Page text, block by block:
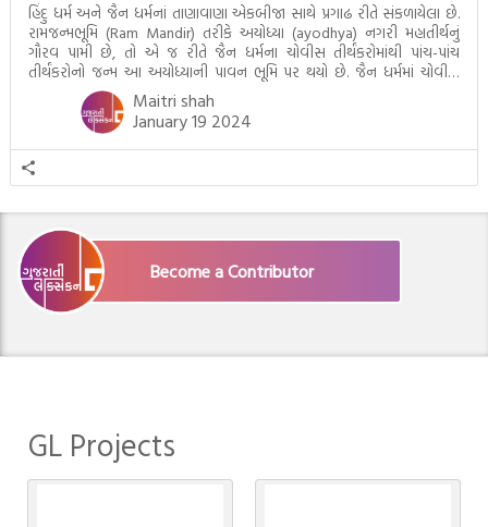
હિંદુ ધર્મ અને જૈન ધર્મનાં તાણાવાણા એકબીજા સાથે પ્રગાઢ રીતે સંકળાયેલા છે.
રામજન્મભૂમિ (Ram Mandir) તરીકે અયોધ્યા (ayodhya) નગરી મહાતીર્થનું
ગૌરવ પામી છે, તો એ જ રીતે જૈન ધર્મના ચોવીસ તીર્થંકરોમાંથી પાંચ-પાંચ
તીર્થંકરોનો જન્મ આ અયોધ્યાની પાવન ભૂમિ પર થયો છે. જૈન ધર્મમાં ચોવીસ
તીર્થંકરોમાંથી પાંચ-પાંચ તીર્થંકરોનાં કલ્યાણકો અહીં આવ્યાં છે. દરેક તીર્થંકરના
જીવનની ચ્યવન(માતાના […]
Maitri shah
January 19 2024
Become a Contributor
GL Projects